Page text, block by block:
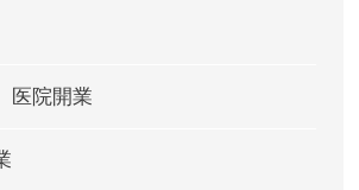
医院開業